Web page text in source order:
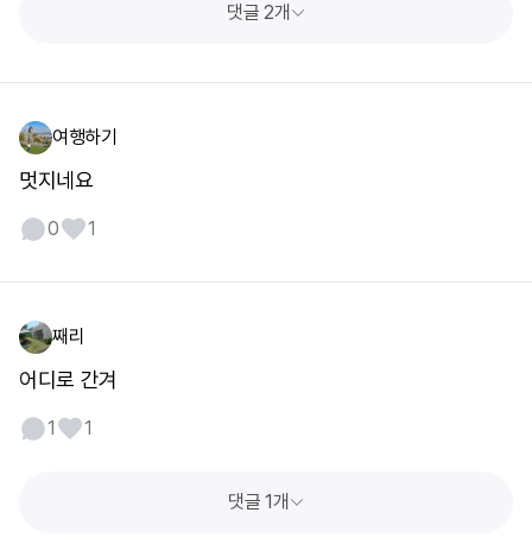
댓글 2개
여행하기
멋지네요
0 1
째리
어디로 간겨
1 1
댓글 1개